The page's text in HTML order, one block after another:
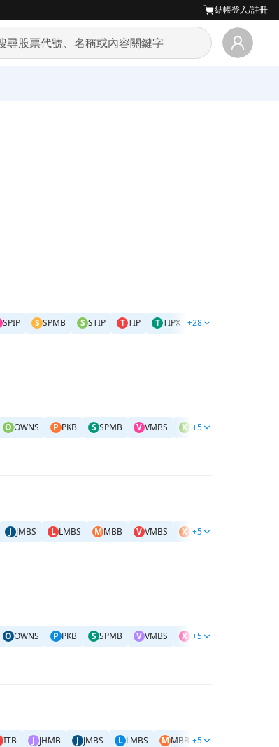
結帳登入/註冊
SPIP S SPMB S STIP T TIP T TIPX T TLH
+28
OOWNS P PKB S SPMB V VMBS X XHB
+5
J JMBS L LMBS MMBB V VMBS X XHB
+5
OOWNS P PKB S SPMB V VMBS X XHB
+5
ITB J JHMB J JMBS L LMBS MMBB S
+5